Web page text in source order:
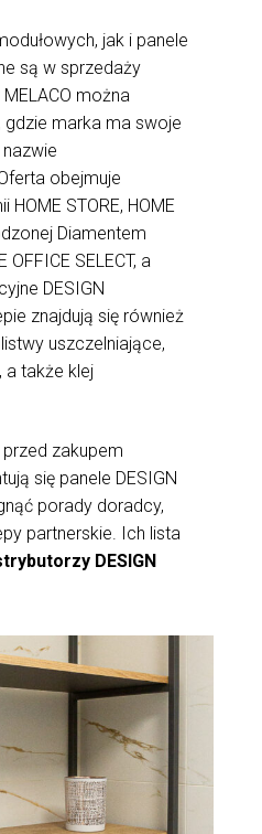
jak i panele
są w sprzedaży
można
gdzie marka ma swoje
Oferta obejmuje
STORE, HOME
Diamentem
SELECT, a
DESIGN
znajdują się również
uszczelniające,
a także klej
zakupem
się panele DESIGN
porady doradcy,
partnerskie. Ich lista
DESIGN